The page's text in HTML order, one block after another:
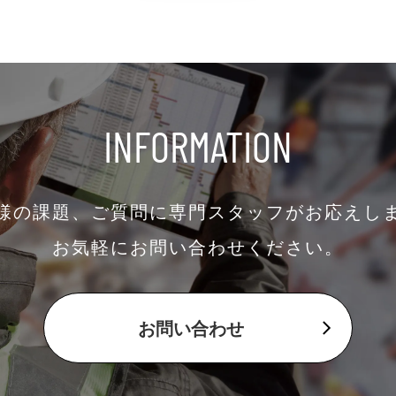
INFORMATION
の課題、ご質問に専門スタッフがお応えし
お気軽にお問い合わせください。
お問い合わせ